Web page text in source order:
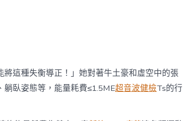
森
和
診
這種失衡導正！」她對著牛土豪和虛空中的張
臥姿態等，能量耗費≤1.5ME超音波健檢Ts的行